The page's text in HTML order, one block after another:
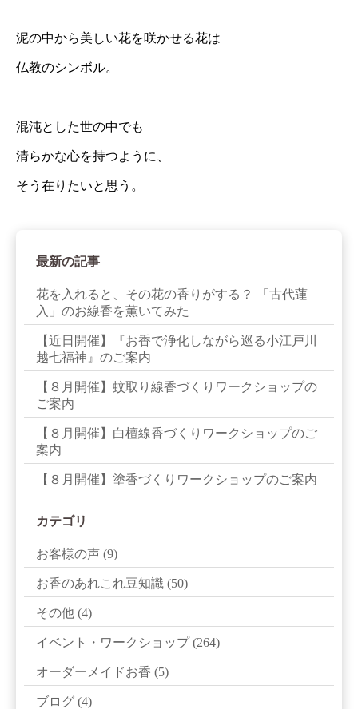
泥の中から美しい花を咲かせる花は
仏教のシンボル。
混沌とした世の中でも
清らかな心を持つように、
そう在りたいと思う。
最新の記事
花を入れると、その花の香りがする？ 「古代蓮
入」のお線香を薫いてみた
【近日開催】『お香で浄化しながら巡る小江戸川
越七福神』のご案内
【８月開催】蚊取り線香づくりワークショップの
ご案内
【８月開催】白檀線香づくりワークショップのご
案内
【８月開催】塗香づくりワークショップのご案内
カテゴリ
お客様の声 (9)
お香のあれこれ豆知識 (50)
その他 (4)
イベント・ワークショップ(264)
オーダーメイドお香 (5)
ブログ (4)